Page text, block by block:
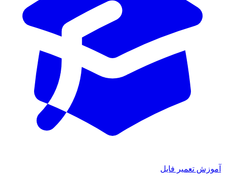
آموزش تعمیر فایل